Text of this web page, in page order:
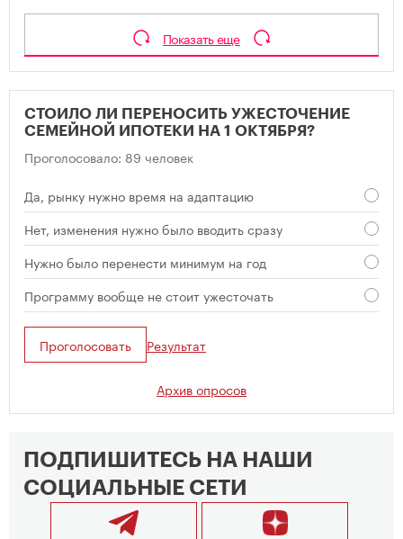
Показать еще
СТОИЛО ЛИ ПЕРЕНОСИТЬ УЖЕСТОЧЕНИЕ
СЕМЕЙНОЙ ИПОТЕКИ НА 1 ОКТЯБРЯ?
Проголосовало: 89 человек
Да, рынку нужно время на адаптацию
Нет, изменения нужно было вводить сразу
Нужно было перенести минимум на год
Программу вообще не стоит ужесточать
Проголосовать Результат
Архив опросов
ПОДПИШИТЕСЬ НА НАШИ
СОЦИАЛЬНЫЕ СЕТИ